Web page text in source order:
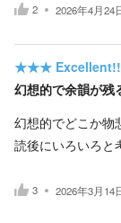
2 2026年4月24
★★★
幻想的で余韻が残
幻想的でどこか物
読後にいろいろと
3 2026年3月14